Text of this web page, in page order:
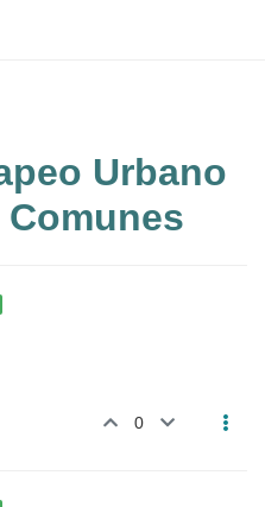
Urbano
0